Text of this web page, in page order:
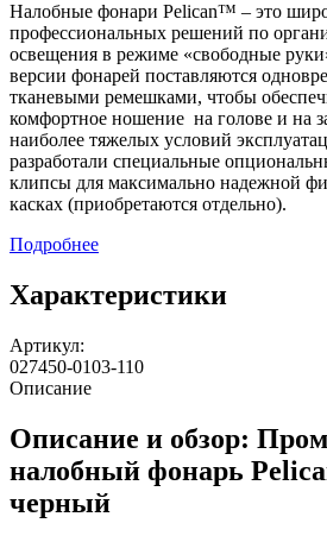
Налобные фонари Pelican™ – это
профессиональных решений по
освещения в режиме «свободные
версии фонарей поставляются
тканевыми ремешками, чтобы
комфортное ношение на голове и на
наиболее тяжелых условий
разработали специальные
клипсы для максимально надежной
касках (приобретаются отдельно).
Подробнее
Характеристики
Артикул:
027450-0103-110
Описание
Описание и обзор:
налобный фонарь
черный